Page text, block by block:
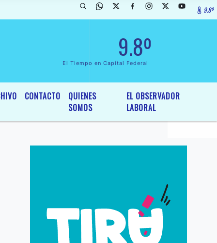
General y Legislativo, por Ordenanza NÂº 6236/19 del 9.8º
9.8º
El Tiempo en Capital Federal
CONTACTO
QUIENES
SOMOS
EL OBSERVADOR
LABORAL